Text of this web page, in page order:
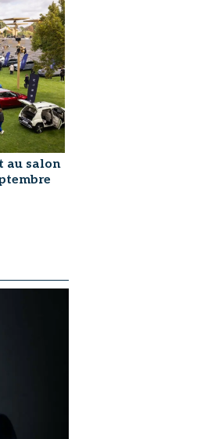
au salon